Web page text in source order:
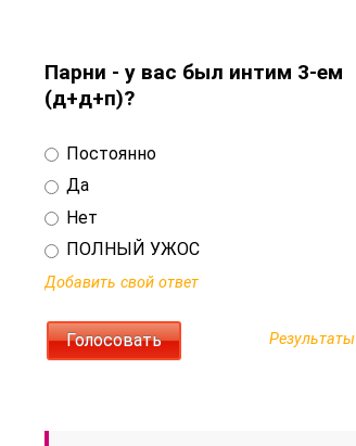
Парни - у вас был интим 3-ем
(д+д+п)?
Постоянно
Да
Нет
ПОЛНЫЙ УЖОС
Добавить свой ответ
Результаты